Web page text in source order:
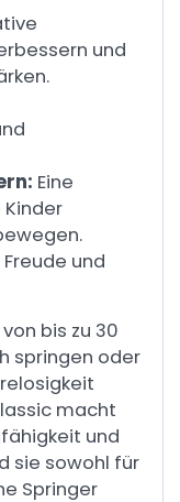
und
Eine
und
bis zu 30
springen oder
macht
und
sie sowohl für
Springer